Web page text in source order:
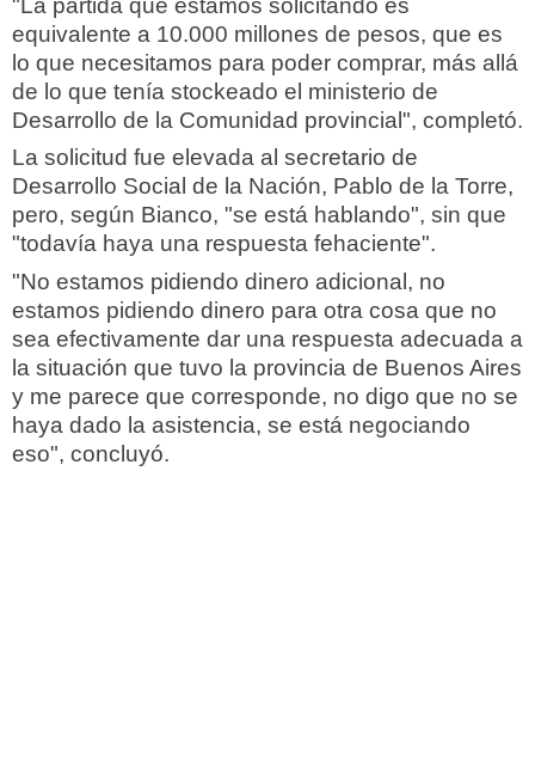
"La partida que estamos solicitando es
equivalente a 10.000 millones de pesos, que es
lo que necesitamos para poder comprar, más allá
de lo que tenía stockeado el ministerio de
Desarrollo de la Comunidad provincial", completó.
La solicitud fue elevada al secretario de
Desarrollo Social de la Nación, Pablo de la Torre,
pero, según Bianco, "se está hablando", sin que
"todavía haya una respuesta fehaciente".
"No estamos pidiendo dinero adicional, no
estamos pidiendo dinero para otra cosa que no
sea efectivamente dar una respuesta adecuada a
la situación que tuvo la provincia de Buenos Aires
y me parece que corresponde, no digo que no se
haya dado la asistencia, se está negociando
eso", concluyó.